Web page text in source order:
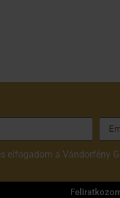
elfogadom a Vándorfény